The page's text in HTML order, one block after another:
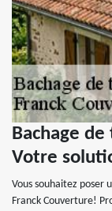
Bachage
Votre
Vous souhaitez poser
Franck Couverture!